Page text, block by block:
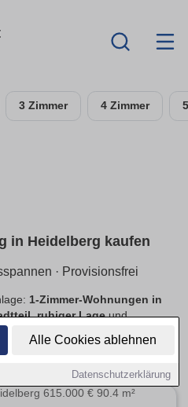
Alle Cookies ablehnen
Datenschutzerklärung
3 Zimmer 4 Zimmer
in Heidelberg kaufen
· Provisionsfrei
1-Zimmer-Wohnungen in
,ruhiger Lageund
Bestand.